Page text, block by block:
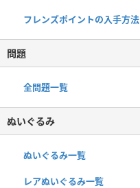
フレンズポイントの入手方法
問題
全問題一覧
ぬいぐるみ
ぬいぐるみ一覧
レアぬいぐるみ一覧